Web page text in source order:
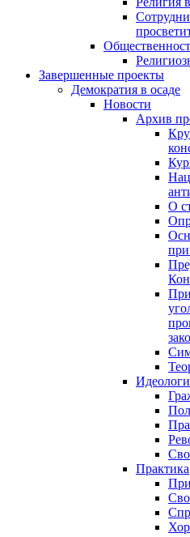
Завершенные проекты
Демократия в осаде
Новости
Архив
О
Практика